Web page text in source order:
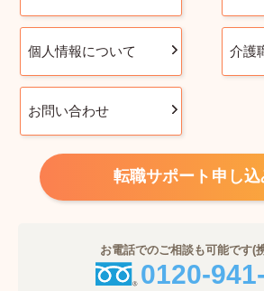
個人情報について 介護
お問い合わせ
転職サポート申し込
お電話でのご相談も可能です(
0120-